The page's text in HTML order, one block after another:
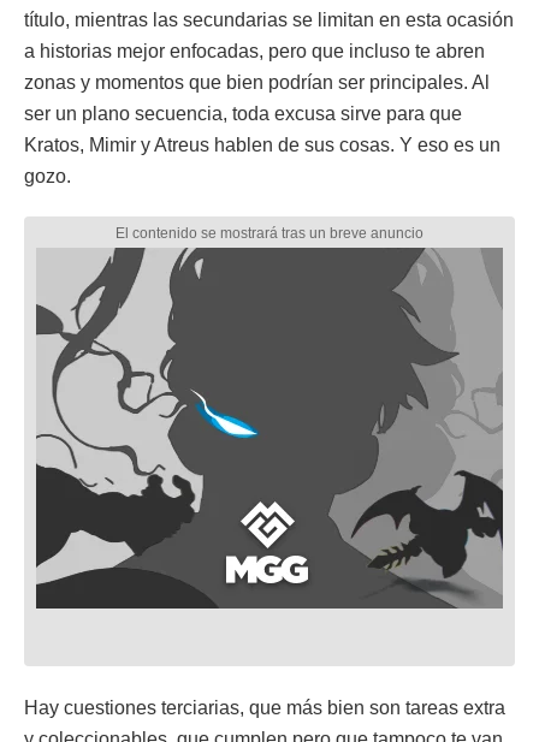
título, mientras las secundarias se limitan en esta ocasión
a historias mejor enfocadas, pero que incluso te abren
zonas y momentos que bien podrían ser principales. Al
ser un plano secuencia, toda excusa sirve para que
Kratos, Mimir y Atreus hablen de sus cosas. Y eso es un
gozo.
Hay cuestiones terciarias, que más bien son tareas extra